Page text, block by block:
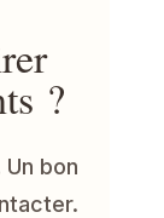
?
bon